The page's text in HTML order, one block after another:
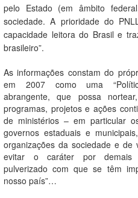
pelo Estado (em âmbito
sociedade. A prioridade do
capacidade leitora do Brasil e
brasileiro”.
As informações constam do
em 2007 como uma
abrangente, que possa
programas, projetos e ações
de ministérios – em particular
governos estaduais e
organizações da sociedade e de
evitar o caráter por demais
pulverizado com que se têm
nosso país”…